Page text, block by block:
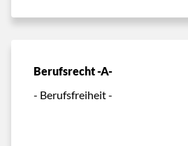
Berufsrecht -A-
- Berufsfreiheit -